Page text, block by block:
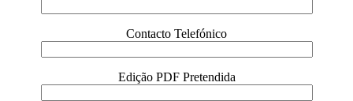
Contacto Telefónico
Edição PDF Pretendida